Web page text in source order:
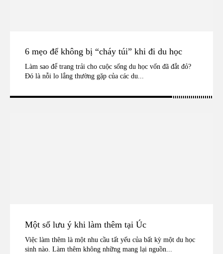
6 mẹo để không bị “cháy túi” khi đi du học
Làm sao để trang trải cho cuộc sống du học vốn đã đắt đỏ?
Đó là nỗi lo lắng thường gặp của các du...
Một số lưu ý khi làm thêm tại Úc
Việc làm thêm là một nhu cầu tất yếu của bất kỳ một du học
sinh nào. Làm thêm không những mang lại nguồn...